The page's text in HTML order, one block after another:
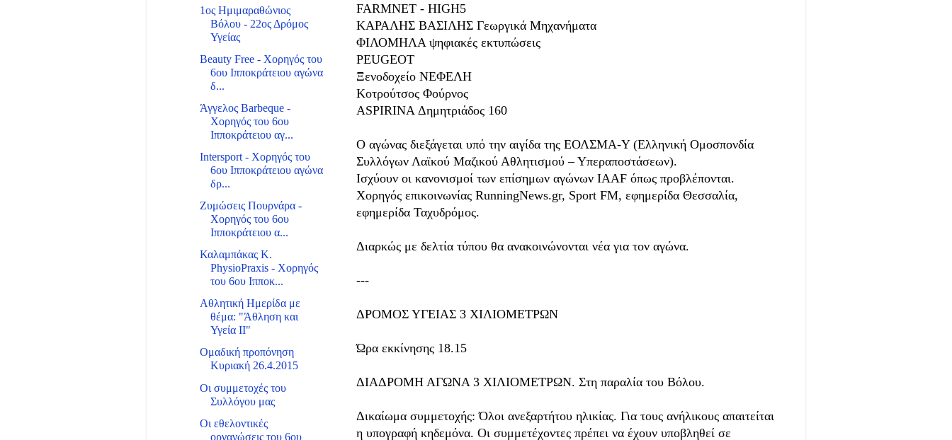
FARMNET - HIGH5
ΚΑΡΑΛΗΣ ΒΑΣΙΛΗΣ Γεωργικά Μηχανήματα
ΦΙΛΟΜΗΛΑ ψηφιακές εκτυπώσεις
PEUGEOT
Ξενοδοχείο ΝΕΦΕΛΗ
Κοτρούτσος Φούρνος
ASPIRINA Δημητριάδος 160
Ο αγώνας διεξάγεται υπό την αιγίδα της ΕΟΛΣΜΑ-Υ (Ελληνική Ομοσπονδία
Συλλόγων Λαϊκού Μαζικού Αθλητισμού – Υπεραποστάσεων).
Ισχύουν οι κανονισμοί των επίσημων αγώνων IAAF όπως προβλέπονται.
Χορηγός επικοινωνίας RunningNews.gr, Sport FM, εφημερίδα Θεσσαλία,
εφημερίδα Ταχυδρόμος.
Διαρκώς με δελτία τύπου θα ανακοινώνονται νέα για τον αγώνα.
---
ΔΡΟΜΟΣ ΥΓΕΙΑΣ 3 ΧΙΛΙΟΜΕΤΡΩΝ
Ώρα εκκίνησης 18.15
ΔΙΑΔΡΟΜΗ ΑΓΩΝΑ 3 ΧΙΛΙΟΜΕΤΡΩΝ. Στη παραλία του Βόλου.
Δικαίωμα συμμετοχής: Όλοι ανεξαρτήτου ηλικίας. Για τους ανήλικους απαιτείται
η υπογραφή κηδεμόνα. Οι συμμετέχοντες πρέπει να έχουν υποβληθεί σε
1ος Ημιμαραθώνιος
Βόλου - 22ος Δρόμος
Υγείας
Beauty Free - Χορηγός του
6ου Ιπποκράτειου αγώνα
δ...
Άγγελος Barbeque -
Χορηγός του 6ου
Ιπποκράτειου αγ...
Intersport - Χορηγός του
6ου Ιπποκράτειου αγώνα
δρ...
Ζυμώσεις Πουρνάρα -
Χορηγός του 6ου
Ιπποκράτειου α...
Καλαμπάκας Κ.
PhysioPraxis - Χορηγός
του 6ου Ιπποκ...
Αθλητική Ημερίδα με
θέμα: "Άθληση και
Υγεία ΙΙ"
Ομαδική προπόνηση
Κυριακή 26.4.2015
Οι συμμετοχές του
Συλλόγου μας
Οι εθελοντικές
οργανώσεις του 6ου